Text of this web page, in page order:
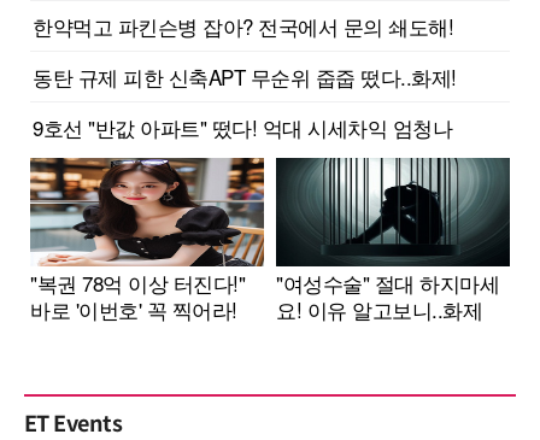
ET Events